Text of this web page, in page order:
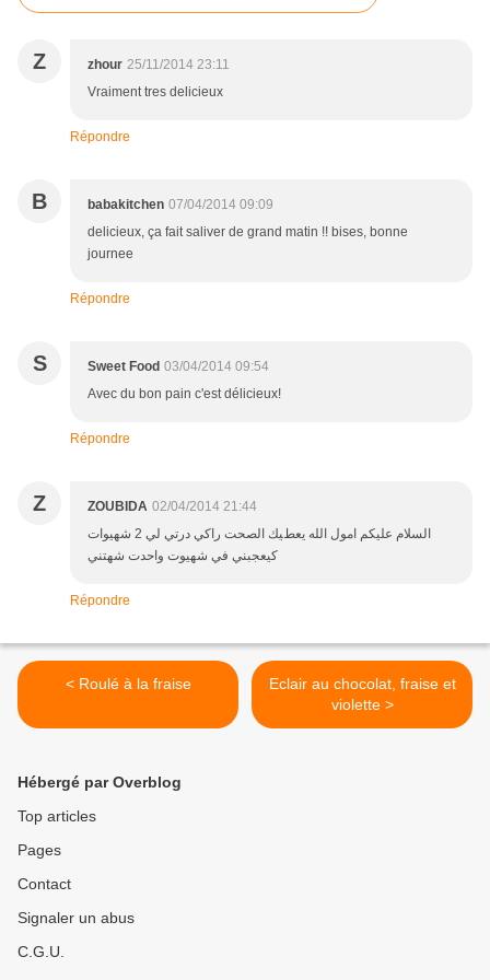
Z zhour 25/11/2014 23:11
Vraiment tres delicieux
Répondre
B babakitchen 07/04/2014 09:09
delicieux, ça fait saliver de grand matin !! bises, bonne
journee
Répondre
S Sweet Food 03/04/2014 09:54
Avec du bon pain c'est délicieux!
Répondre
Z ZOUBIDA 02/04/2014 21:44
ﺍﻟﺴﻠﺎﻡ ﻋﻠﻴﻜﻢ ﺍﻣﻮﻝ ﺍﻟﻠﻪ ﻳﻌﻂﻴﻚ ﺍﻟﺼﺤﺖ ﺭﺍﻛﻲ ﺩﺭﺗﻲ ﻟﻲ 2 ﺷﻬﻴﻮﺍﺕ
ﻛﻴﻌﺠﺒﻨﻲ ﻓﻲ ﺷﻬﻴﻮﺕ ﻭﺍﺣﺪﺕ شهتني
Répondre
< Roulé à la fraise
Eclair au chocolat, fraise et
violette >
Hébergé par Overblog
Top articles
Pages
Contact
Signaler un abus
C.G.U.